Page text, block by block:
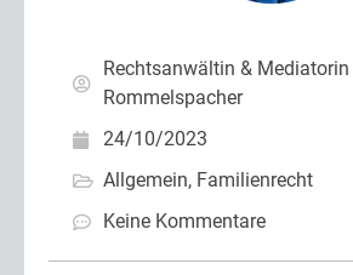
Rechtsanwältin &
Rommelspacher
24/10/2023
Allgemein, Familienrecht
Keine Kommentare